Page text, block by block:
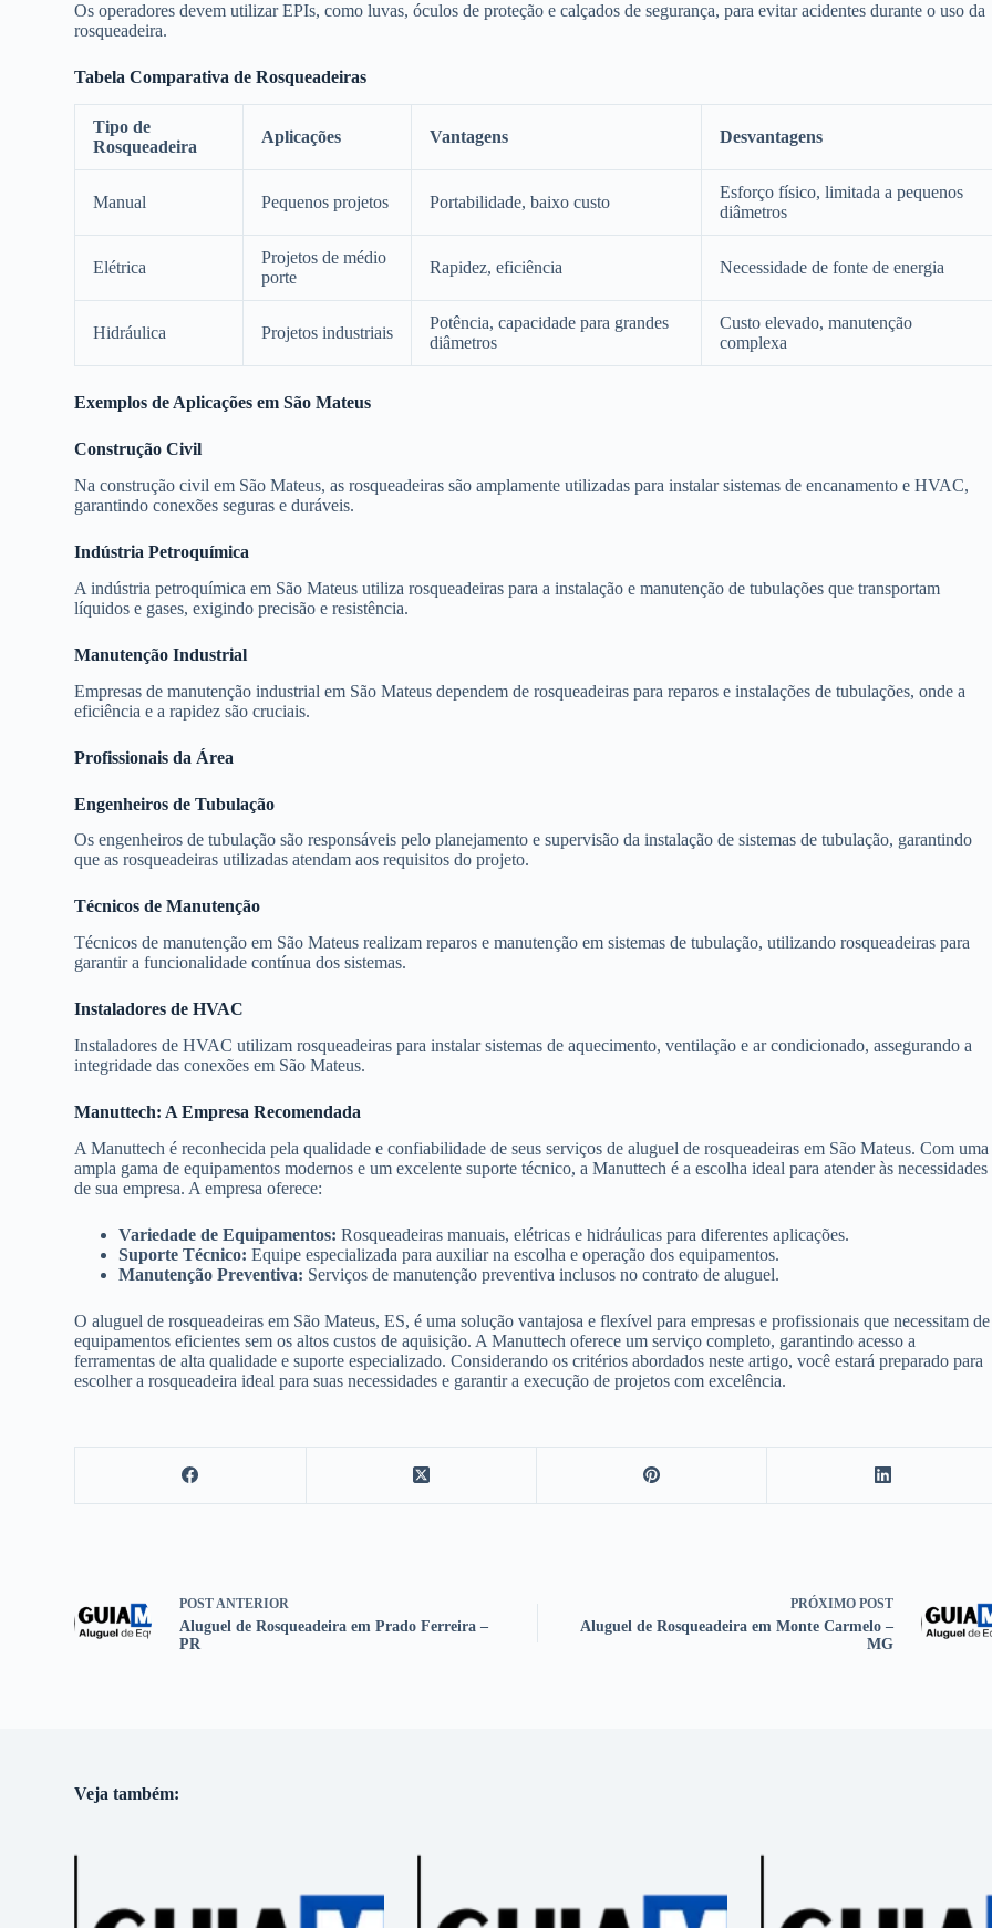
Os operadores devem utilizar EPIs, como luvas, óculos de proteção e calçados de segurança, para evitar acidentes durante o uso da
rosqueadeira.
Tabela Comparativa de Rosqueadeiras
Tipo de
Rosqueadeira
Aplicações Vantagens Desvantagens
Manual Pequenos projetos Portabilidade, baixo custo
Esforço físico, limitada a pequenos
diâmetros
Elétrica
Projetos de médio
porte
Rapidez, eficiência Necessidade de fonte de energia
Hidráulica Projetos industriais
Potência, capacidade para grandes
diâmetros
Custo elevado, manutenção
complexa
Exemplos de Aplicações em São Mateus
Construção Civil
Na construção civil em São Mateus, as rosqueadeiras são amplamente utilizadas para instalar sistemas de encanamento e HVAC,
garantindo conexões seguras e duráveis.
Indústria Petroquímica
A indústria petroquímica em São Mateus utiliza rosqueadeiras para a instalação e manutenção de tubulações que transportam
líquidos e gases, exigindo precisão e resistência.
Manutenção Industrial
Empresas de manutenção industrial em São Mateus dependem de rosqueadeiras para reparos e instalações de tubulações, onde a
eficiência e a rapidez são cruciais.
Profissionais da Área
Engenheiros de Tubulação
Os engenheiros de tubulação são responsáveis pelo planejamento e supervisão da instalação de sistemas de tubulação, garantindo
que as rosqueadeiras utilizadas atendam aos requisitos do projeto.
Técnicos de Manutenção
Técnicos de manutenção em São Mateus realizam reparos e manutenção em sistemas de tubulação, utilizando rosqueadeiras para
garantir a funcionalidade contínua dos sistemas.
Instaladores de HVAC
Instaladores de HVAC utilizam rosqueadeiras para instalar sistemas de aquecimento, ventilação e ar condicionado, assegurando a
integridade das conexões em São Mateus.
Manuttech: A Empresa Recomendada
A Manuttech é reconhecida pela qualidade e confiabilidade de seus serviços de aluguel de rosqueadeiras em São Mateus. Com uma
ampla gama de equipamentos modernos e um excelente suporte técnico, a Manuttech é a escolha ideal para atender às necessidades
de sua empresa. A empresa oferece:
Variedade de Equipamentos: Rosqueadeiras manuais, elétricas e hidráulicas para diferentes aplicações.
Suporte Técnico: Equipe especializada para auxiliar na escolha e operação dos equipamentos.
Manutenção Preventiva: Serviços de manutenção preventiva inclusos no contrato de aluguel.
O aluguel de rosqueadeiras em São Mateus, ES, é uma solução vantajosa e flexível para empresas e profissionais que necessitam de
equipamentos eficientes sem os altos custos de aquisição. A Manuttech oferece um serviço completo, garantindo acesso a
ferramentas de alta qualidade e suporte especializado. Considerando os critérios abordados neste artigo, você estará preparado para
escolher a rosqueadeira ideal para suas necessidades e garantir a execução de projetos com excelência.
POSTANTERIOR
Aluguel de Rosqueadeira em Prado Ferreira –
PR
PRÓXIMO POST
Aluguel de Rosqueadeira em Monte Carmelo –
MG
Veja também: